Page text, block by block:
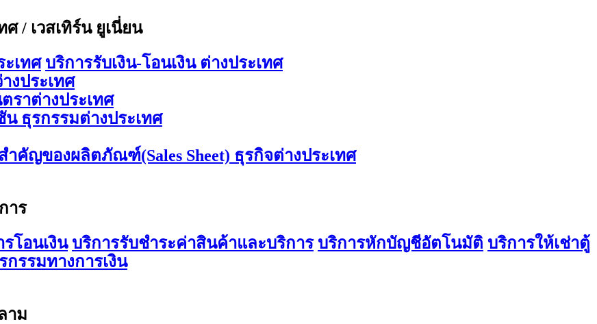
/ เวสเทิร์น ยูเนี่ยน
เทศ บริการรับเงิน-โอนเงิน ต่างประเทศ
งประเทศ
ราต่างประเทศ
น ธุรกรรมต่างประเทศ
ำคัญของผลิตภัณฑ์(Sales Sheet) ธุรกิจต่างประเทศ
าร
รโอนเงิน บริการรับชำระค่าสินค้าและบริการ บริการหักบัญชีอัตโนมัติ บริการให้เช่าตู้
รรมทางการเงิน
าม